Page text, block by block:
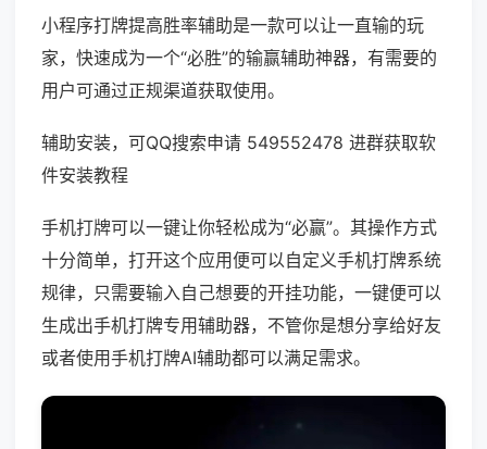
小程序打牌提高胜率辅助是一款可以让一直输的玩
家，快速成为一个“必胜”的输赢辅助神器，有需要的
用户可通过正规渠道获取使用。
辅助安装，可QQ搜索申请 549552478 进群获取软
件安装教程
手机打牌可以一键让你轻松成为“必赢”。其操作方式
十分简单，打开这个应用便可以自定义手机打牌系统
规律，只需要输入自己想要的开挂功能，一键便可以
生成出手机打牌专用辅助器，不管你是想分享给好友
或者使用手机打牌AI辅助都可以满足需求。